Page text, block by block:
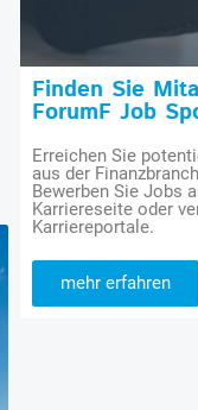
Finden Sie
ForumF Job
Erreichen Sie
aus der
Bewerben Sie Jobs
Karriereseite oder
Karriereportale.
mehr erfahren